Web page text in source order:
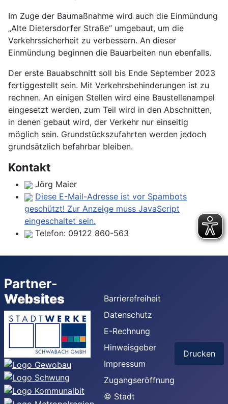
Im Zuge der Baumaßnahme wird auch die Einmündung
„Alte Dietersdorfer Straße“ umgebaut, um die
Verkehrssicherheit zu verbessern. An dieser
Einmündung beginnen die Bauarbeiten nun ebenfalls.
Der erste Bauabschnitt soll bis Ende September 2023
fertiggestellt sein. Mit Verkehrsbehinderungen ist zu
rechnen. An einigen Stellen wird eine Baustellenampel
eingesetzt werden, zum Teil wird in den Abschnitten,
in denen gebaut wird, der Verkehr nur einseitig
möglich sein. Grundstückszufahrten werden jedoch
grundsätzlich befahrbar bleiben.
Kontakt
Jörg Maier
Diese E-Mail-Adresse ist vor Spambots
geschützt! Zur Anzeige muss JavaScript
eingeschaltet sein.
Telefon: 09122 860-563
Partner-
Websites
Barrierefreiheit
Datenschutz
E-Rechnung
Hinweisgeber
Impressum
Zugangseröffnung
© Stadt
Drucken